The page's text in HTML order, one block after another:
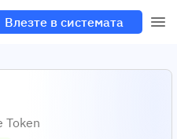
Влезте в системата
Token